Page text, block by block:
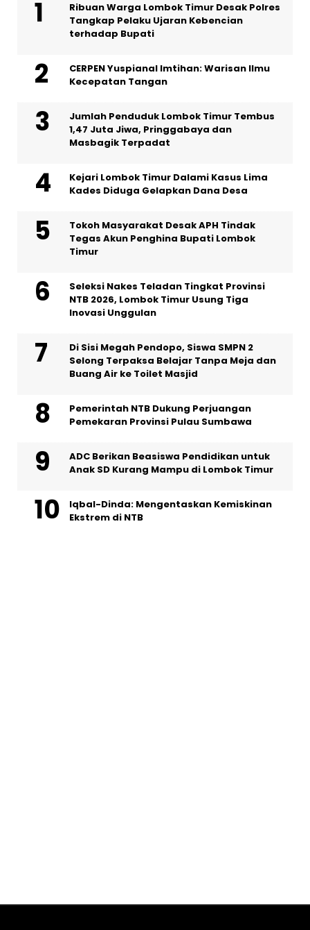
Ribuan Warga Lombok Timur Desak Polres
Tangkap Pelaku Ujaran Kebencian
terhadap Bupati
CERPEN Yuspianal Imtihan: Warisan Ilmu
Kecepatan Tangan
Jumlah Penduduk Lombok Timur Tembus
1,47 Juta Jiwa, Pringgabaya dan
Masbagik Terpadat
Kejari Lombok Timur Dalami Kasus Lima
Kades Diduga Gelapkan Dana Desa
Tokoh Masyarakat Desak APH Tindak
Tegas Akun Penghina Bupati Lombok
Timur
Seleksi Nakes Teladan Tingkat Provinsi
NTB 2026, Lombok Timur Usung Tiga
Inovasi Unggulan
Di Sisi Megah Pendopo, Siswa SMPN 2
Selong Terpaksa Belajar Tanpa Meja dan
Buang Air ke Toilet Masjid
Pemerintah NTB Dukung Perjuangan
Pemekaran Provinsi Pulau Sumbawa
ADC Berikan Beasiswa Pendidikan untuk
Anak SD Kurang Mampu di Lombok Timur
Iqbal-Dinda: Mengentaskan Kemiskinan
Ekstrem di NTB